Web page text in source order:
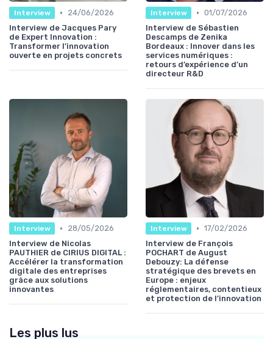
Interview •
24/06/2026
Interview de Jacques Pary
de Expert Innovation :
Transformer l’innovation
ouverte en projets concrets
Interview • 01/07/2026
Interview de Sébastien
Descamps de Zenika
Bordeaux : Innover dans les
services numériques :
retours d’expérience d’un
directeur R&D
Interview •
28/05/2026
Interview de Nicolas
PAUTHIER de CIRIUS DIGITAL :
Accélérer la transformation
digitale des entreprises
grâce aux solutions
innovantes
Interview • 17/02/2026
Interview de François
POCHART de August
Debouzy: La défense
stratégique des brevets en
Europe : enjeux
réglementaires, contentieux
et protection de l’innovation
Les plus lus